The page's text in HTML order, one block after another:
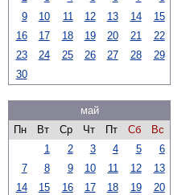
9
10 11 12 13 14
15
16
17 18 19 20 21
22
23
24 25 26 27 28
29
30
май
Пн
Вт Ср Чт Пт Сб
Вс
1
2 3 4 5
6
7
8 9 10 11 12
13
14
15 16 17 18 19
20